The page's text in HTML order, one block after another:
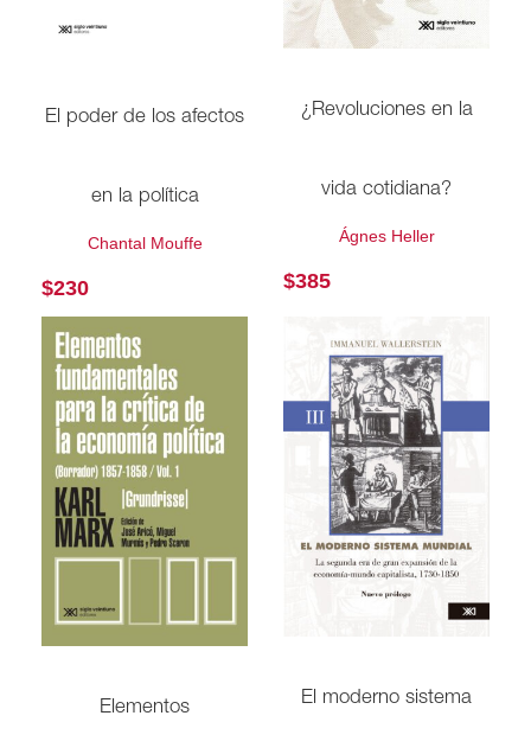
El poder de los afectos
en la política
Chantal Mouffe
$230
¿Revoluciones en la
vida cotidiana?
Ágnes Heller
$385
Elementos El moderno sistema